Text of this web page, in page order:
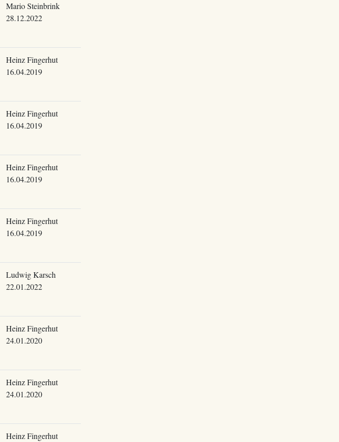
Mario Steinbrink
28.12.2022
Heinz Fingerhut
16.04.2019
Heinz Fingerhut
16.04.2019
Heinz Fingerhut
16.04.2019
Heinz Fingerhut
16.04.2019
Ludwig Karsch
22.01.2022
Heinz Fingerhut
24.01.2020
Heinz Fingerhut
24.01.2020
Heinz Fingerhut